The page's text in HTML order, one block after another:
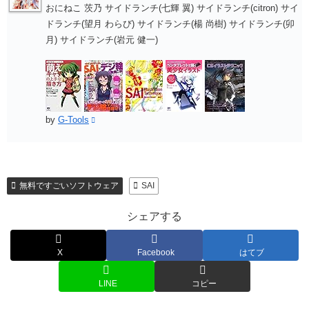
おにねこ 茨乃 サイドランチ(七輝 翼) サイドランチ(citron) サイ
ドランチ(望月 わらび) サイドランチ(楊 尚樹) サイドランチ(卯
月) サイドランチ(岩元 健一)
by G-Tools
無料ですごいソフトウェア SAI
シェアする
X Facebook はてブ
LINE コピー